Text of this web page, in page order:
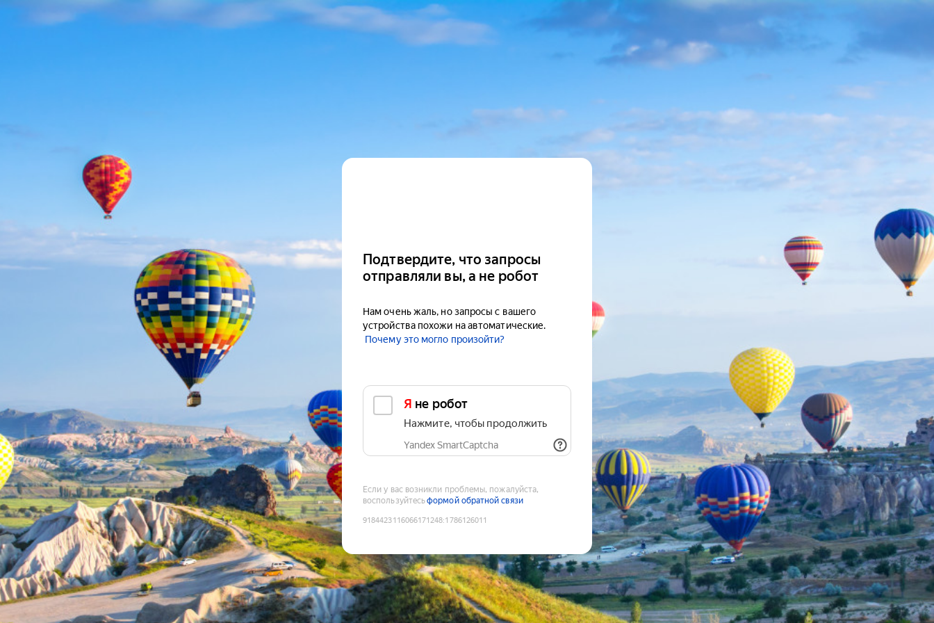
Подтвердите, что запросы
отправляли вы, а не робот
Нам очень жаль, но запросы с вашего
устройства похожи на автоматические.
Почему это могло произойти?
Я не робот
Нажмите, чтобы продолжить
Yandex SmartCaptcha
Если у вас возникли проблемы, пожалуйста,
воспользуйтесьформой обратной связи
9184423116066171248:1786126011